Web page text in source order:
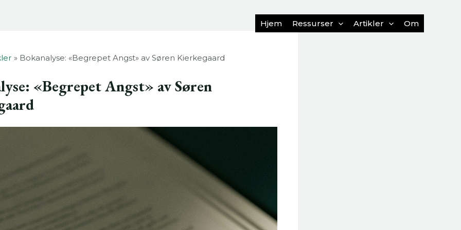
Hjem Ressurser Artikler Om
Bokanalyse: «Begrepet Angst» av Søren Kierkegaard
«Begrepet Angst» av Søren